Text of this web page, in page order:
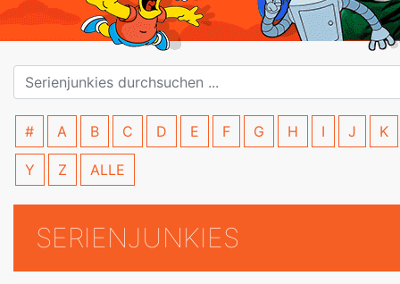
# A B C D E F G H I J K
Y Z ALLE
SERIENJUNKIES